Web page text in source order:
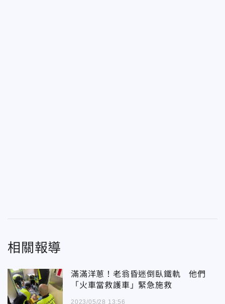
相關報導
滿滿洋蔥！老翁昏迷倒臥鐵軌 他們
「火車當救護車」緊急施救
2023/05/28 13:56